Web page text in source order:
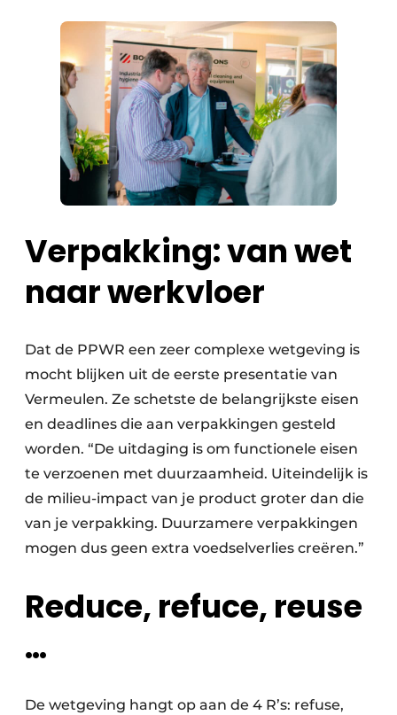
Verpakking: van wet
naar werkvloer
Dat de PPWR een zeer complexe wetgeving is
mocht blijken uit de eerste presentatie van
Vermeulen. Ze schetste de belangrijkste eisen
en deadlines die aan verpakkingen gesteld
worden. “De uitdaging is om functionele eisen
te verzoenen met duurzaamheid. Uiteindelijk is
de milieu-impact van je product groter dan die
van je verpakking. Duurzamere verpakkingen
mogen dus geen extra voedselverlies creëren.”
Reduce, refuce, reuse
…
De wetgeving hangt op aan de 4 R’s: refuse,